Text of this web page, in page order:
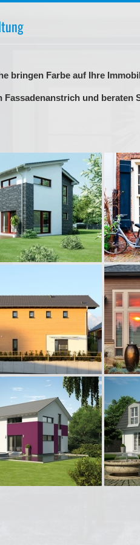
bringen Farbe auf Ihre
Fassadenanstrich und